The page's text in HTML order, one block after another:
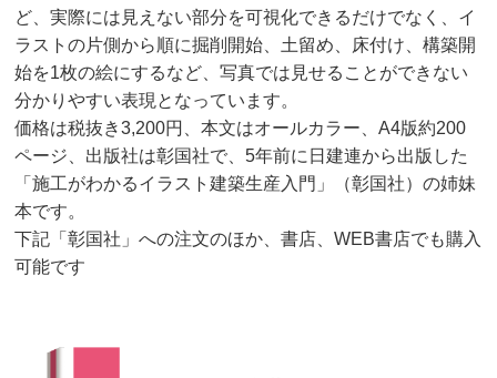
ど、実際には見えない部分を可視化できるだけでなく、イ
ラストの片側から順に掘削開始、土留め、床付け、構築開
始を1枚の絵にするなど、写真では見せることができない
分かりやすい表現となっています。
価格は税抜き3,200円、本文はオールカラー、A4版約200
ページ、出版社は彰国社で、5年前に日建連から出版した
「施工がわかるイラスト建築生産入門」（彰国社）の姉妹
本です。
下記「彰国社」への注文のほか、書店、WEB書店でも購入
可能です